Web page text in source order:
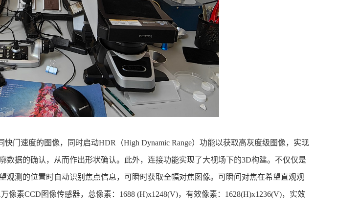
门速度的图像，同时启动HDR（High Dynamic Range）功能以获取高灰度级图像，实现
据的确认，从而作出形状确认。此外，连接功能实现了大视场下的3D构建。不仅仅是
测的位置时自动识别焦点信息，可瞬时获取全幅对焦图像。可瞬间对焦在希望直观观
素CCD图像传感器，总像素：1688 (H)x1248(V)，有效像素：1628(H)x1236(V)，实效